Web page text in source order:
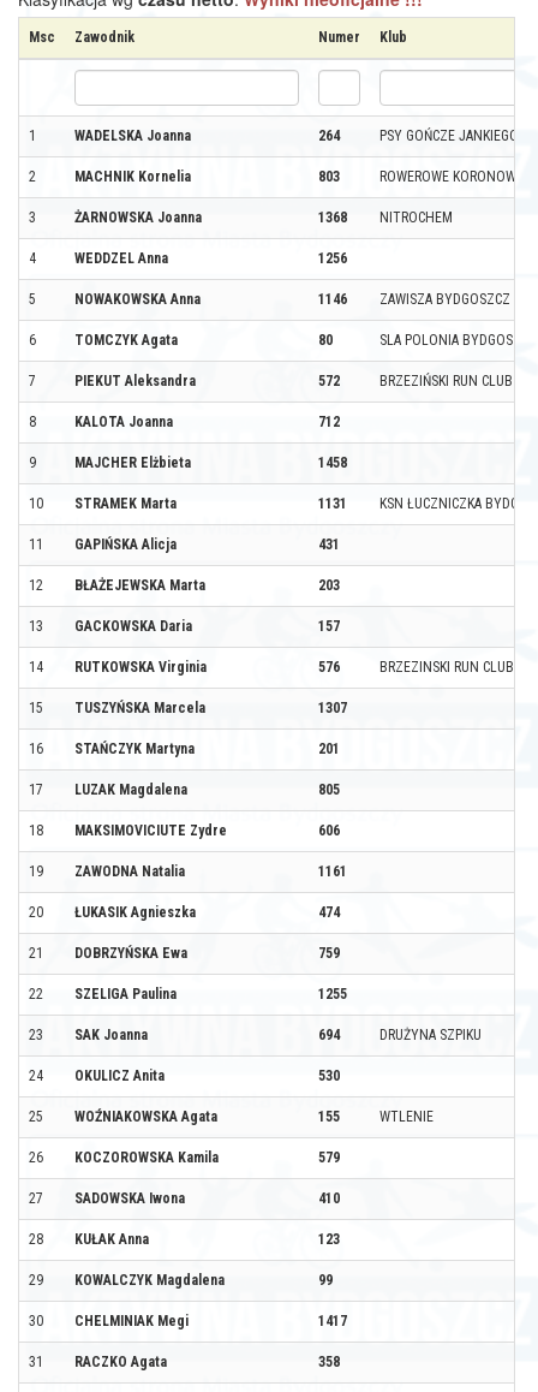
Msc Zawodnik Numer Klub
1 WADELSKA Joanna 264 PSY GOŃCZE JANKIEGO
2 MACHNIK Kornelia 803 ROWEROWE KORONOWO
3 ŻARNOWSKA Joanna 1368 NITROCHEM
4 WEDDZEL Anna 1256
5 NOWAKOWSKA Anna 1146 ZAWISZA BYDGOSZCZ
6 TOMCZYK Agata 80 SLA POLONIA BYDGOSZCZ
7 PIEKUT Aleksandra 572 BRZEZIŃSKI RUN CLUB
8 KALOTA Joanna 712
9 MAJCHER Elżbieta 1458
10 STRAMEK Marta 1131 KSN ŁUCZNICZKA
11 GAPIŃSKA Alicja 431
12 BŁAŻEJEWSKA Marta 203
13 GACKOWSKA Daria 157
14 RUTKOWSKA Virginia 576 BRZEZINSKI RUN CLUB
15 TUSZYŃSKA Marcela 1307
16 STAŃCZYK Martyna 201
17 LUZAK Magdalena 805
18 MAKSIMOVICIUTE Zydre 606
19 ZAWODNA Natalia 1161
20 ŁUKASIK Agnieszka 474
21 DOBRZYŃSKA Ewa 759
22 SZELIGA Paulina 1255
23 SAK Joanna 694 DRUŻYNA SZPIKU
24 OKULICZ Anita 530
25 WOŹNIAKOWSKA Agata 155 WTLENIE
26 KOCZOROWSKA Kamila 579
27 SADOWSKA Iwona 410
28 KUŁAK Anna 123
29 KOWALCZYK Magdalena 99
30 CHELMINIAK Megi 1417
31 RACZKO Agata 358